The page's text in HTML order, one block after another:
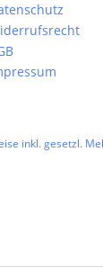
inkl. gesetzl.